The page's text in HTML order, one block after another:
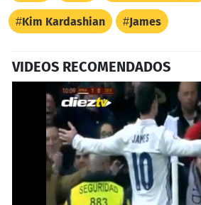
Kim Kardashian James
VIDEOS RECOMENDADOS